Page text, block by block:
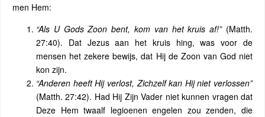
men Hem:
“Als U Gods Zoon bent, kom van het kruis af!”(Matth.
27:40). Dat Jezus aan het kruis hing, was voor de
mensen het zekere bewijs, dat Hij de Zoon van God niet
kon zijn.
“Anderen heeft Hij verlost, Zichzelf kan Hij niet verlossen”
(Matth. 27:42). Had Hij Zijn Vader niet kunnen vragen dat
Deze Hem twaalf legioenen engelen zou zenden, die